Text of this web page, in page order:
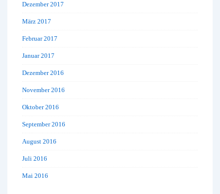
Dezember 2017
März 2017
Februar 2017
Januar 2017
Dezember 2016
November 2016
Oktober 2016
September 2016
August 2016
Juli 2016
Mai 2016